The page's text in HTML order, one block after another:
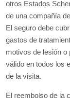
otros Estados
de una compañía
El seguro debe
gastos de
motivos de lesión o
válido en todos los
de la visita.
El reembolso de la